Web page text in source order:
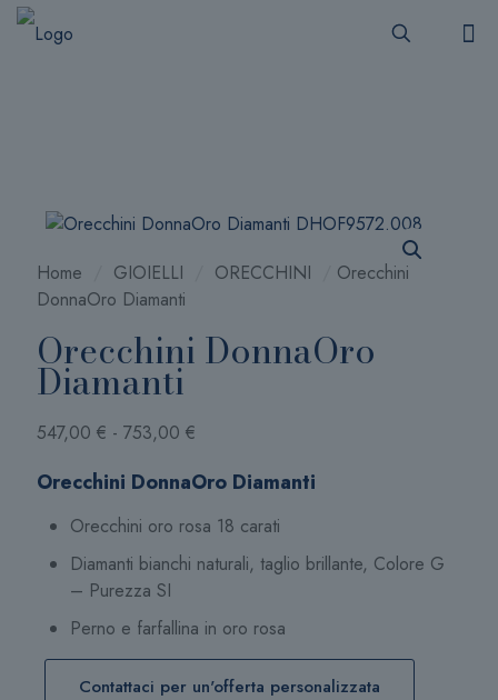
Home GIOIELLI ORECCHINI
Orecchini
DonnaOro Diamanti
Orecchini DonnaOro
Diamanti
547,00 € - 753,00 €
prezzo:
547,00 €
a
Orecchini DonnaOro Diamanti
Orecchini oro rosa 18 carati
Diamanti bianchi naturali, taglio brillante, Colore G
– Purezza SI
Perno e farfallina in oro rosa
Contattaci per un'offerta personalizzata